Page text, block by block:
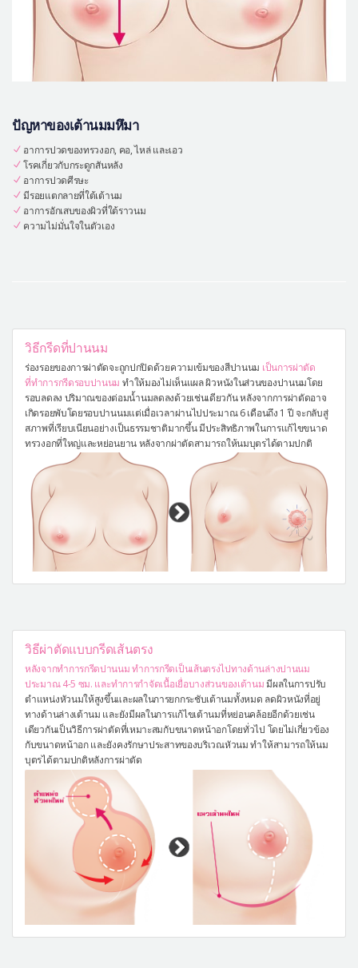
ปัญหาของเต้านมมหึมา
อาการปวดของทรวงอก, คอ, ไหล่ และเอว
โรคเกี่ยวกับกระดูกสันหลัง
อาการปวดศีรษะ
มีรอยแตกลายที่ใต้เต้านม
อาการอักเสบของผิวที่ใต้ราวนม
ความไม่มั่นใจในตัวเอง
วิธีกรีดที่ปานนม
ร่องรอยของการผ่าตัดจะถูกปกปิดด้วยความเข้มของสีปานนม เป็นการผ่าตัด
ที่ทำการกรีดรอบปานนม ทำให้มองไม่เห็นแผล ผิวหนังในส่วนของปานนมโดย
รอบลดลง ปริมาณของต่อมน้ำนมลดลงด้วยเช่นเดียวกัน หลังจากการผ่าตัดอาจ
เกิดรอยพับโดยรอบปานนมแต่เมื่อเวลาผ่านไปประมาณ 6 เดือนถึง 1 ปี จะกลับสู่
สภาพที่เรียบเนียนอย่างเป็นธรรมชาติมากขึ้น มีประสิทธิภาพในการแก้ไขขนาด
ทรวงอกที่ใหญ่และหย่อนยาน หลังจากผ่าตัดสามารถให้นมบุตรได้ตามปกติ
วิธีผ่าตัดแบบกรีดเส้นตรง
หลังจากทำการกรีดปานนม ทำการกรีดเป็นเส้นตรงไปทางด้านล่างปานนม
ประมาณ 4-5 ซม. และทำการกำจัดเนื้อเยื่อบางส่วนของเต้านมมีผลในการปรับ
ตำแหน่งหัวนมให้สูงขึ้นและผลในการยกกระชับเต้านมทั้งหมด ลดผิวหนังที่อยู่
ทางด้านล่างเต้านม และยังมีผลในการแก้ไขเต้านมที่หย่อนคล้อยอีกด้วยเช่น
เดียวกันเป็นวิธีการผ่าตัดที่เหมาะสมกับขนาดหน้าอกโดยทั่วไป โดยไม่เกี่ยวข้อง
กับขนาดหน้าอก และยังคงรักษาประสาทของบริเวณหัวนม ทำให้สามารถให้นม
บุตรได้ตามปกติหลังการผ่าตัด